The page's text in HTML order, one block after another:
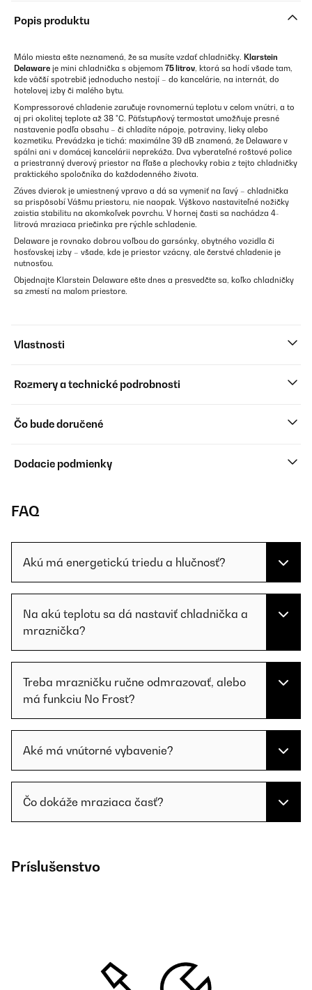
Popis produktu
Málo miesta ešte neznamená, že sa musíte vzdať chladničky. Klarstein
Delaware je mini chladnička s objemom 75 litrov, ktorá sa hodí všade tam,
kde väčší spotrebič jednoducho nestojí – do kancelárie, na internát, do
hotelovej izby či malého bytu.
Kompressorové chladenie zaručuje rovnomernú teplotu v celom vnútri, a to
aj pri okolitej teplote až 38 °C. Päťstupňový termostat umožňuje presné
nastavenie podľa obsahu – či chladíte nápoje, potraviny, lieky alebo
kozmetiku. Prevádzka je tichá: maximálne 39 dB znamená, že Delaware v
spálni ani v domácej kancelárii neprekáža. Dva vyberateľné roštové police
a priestranný dverový priestor na fľaše a plechovky robia z tejto chladničky
praktického spoločníka do každodenného života.
Záves dvierok je umiestnený vpravo a dá sa vymeniť na ľavý – chladnička
sa prispôsobí Vášmu priestoru, nie naopak. Výškovo nastaviteľné nožičky
zaistia stabilitu na akomkoľvek povrchu. V hornej časti sa nachádza 4-
litrová mraziaca priečinka pre rýchle schladenie.
Delaware je rovnako dobrou voľbou do garsónky, obytného vozidla či
hosťovskej izby – všade, kde je priestor vzácny, ale čerstvé chladenie je
nutnosťou.
Objednajte Klarstein Delaware ešte dnes a presvedčte sa, koľko chladničky
sa zmestí na malom priestore.
Vlastnosti
Rozmery a technické podrobnosti
Čo bude doručené
Dodacie podmienky
FAQ
Akú má energetickú triedu a hlučnosť?
Na akú teplotu sa dá nastaviť chladnička a
mraznička?
Treba mrazničku ručne odmrazovať, alebo
má funkciu No Frost?
Aké má vnútorné vybavenie?
Čo dokáže mraziaca časť?
Príslušenstvo